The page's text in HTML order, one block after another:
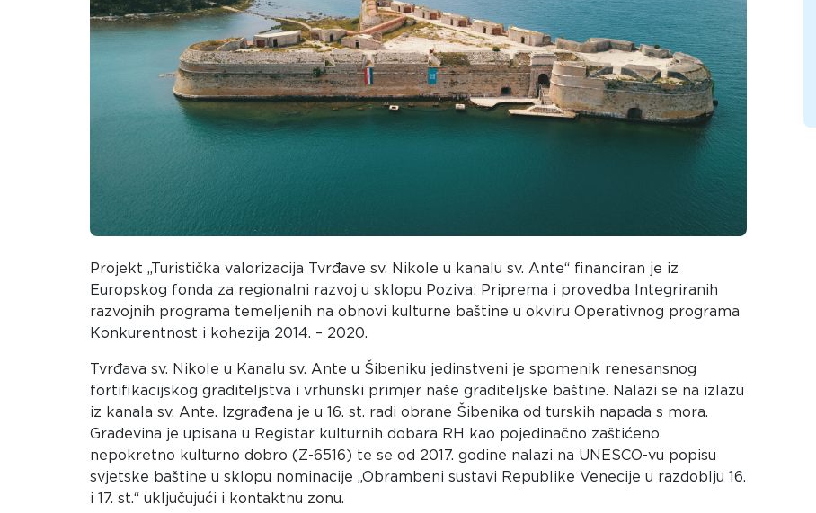
Projekt „Turistička valorizacija Tvrđave sv. Nikole u kanalu sv. Ante“ financiran je iz
Europskog fonda za regionalni razvoj u sklopu Poziva: Priprema i provedba Integriranih
razvojnih programa temeljenih na obnovi kulturne baštine u okviru Operativnog programa
Konkurentnost i kohezija 2014. – 2020.
Tvrđava sv. Nikole u Kanalu sv. Ante u Šibeniku jedinstveni je spomenik renesansnog
fortifikacijskog graditeljstva i vrhunski primjer naše graditeljske baštine. Nalazi se na izlazu
iz kanala sv. Ante. Izgrađena je u 16. st. radi obrane Šibenika od turskih napada s mora.
Građevina je upisana u Registar kulturnih dobara RH kao pojedinačno zaštićeno
nepokretno kulturno dobro (Z-6516) te se od 2017. godine nalazi na UNESCO-vu popisu
svjetske baštine u sklopu nominacije „Obrambeni sustavi Republike Venecije u razdoblju 16.
i 17. st.“ uključujući i kontaktnu zonu.